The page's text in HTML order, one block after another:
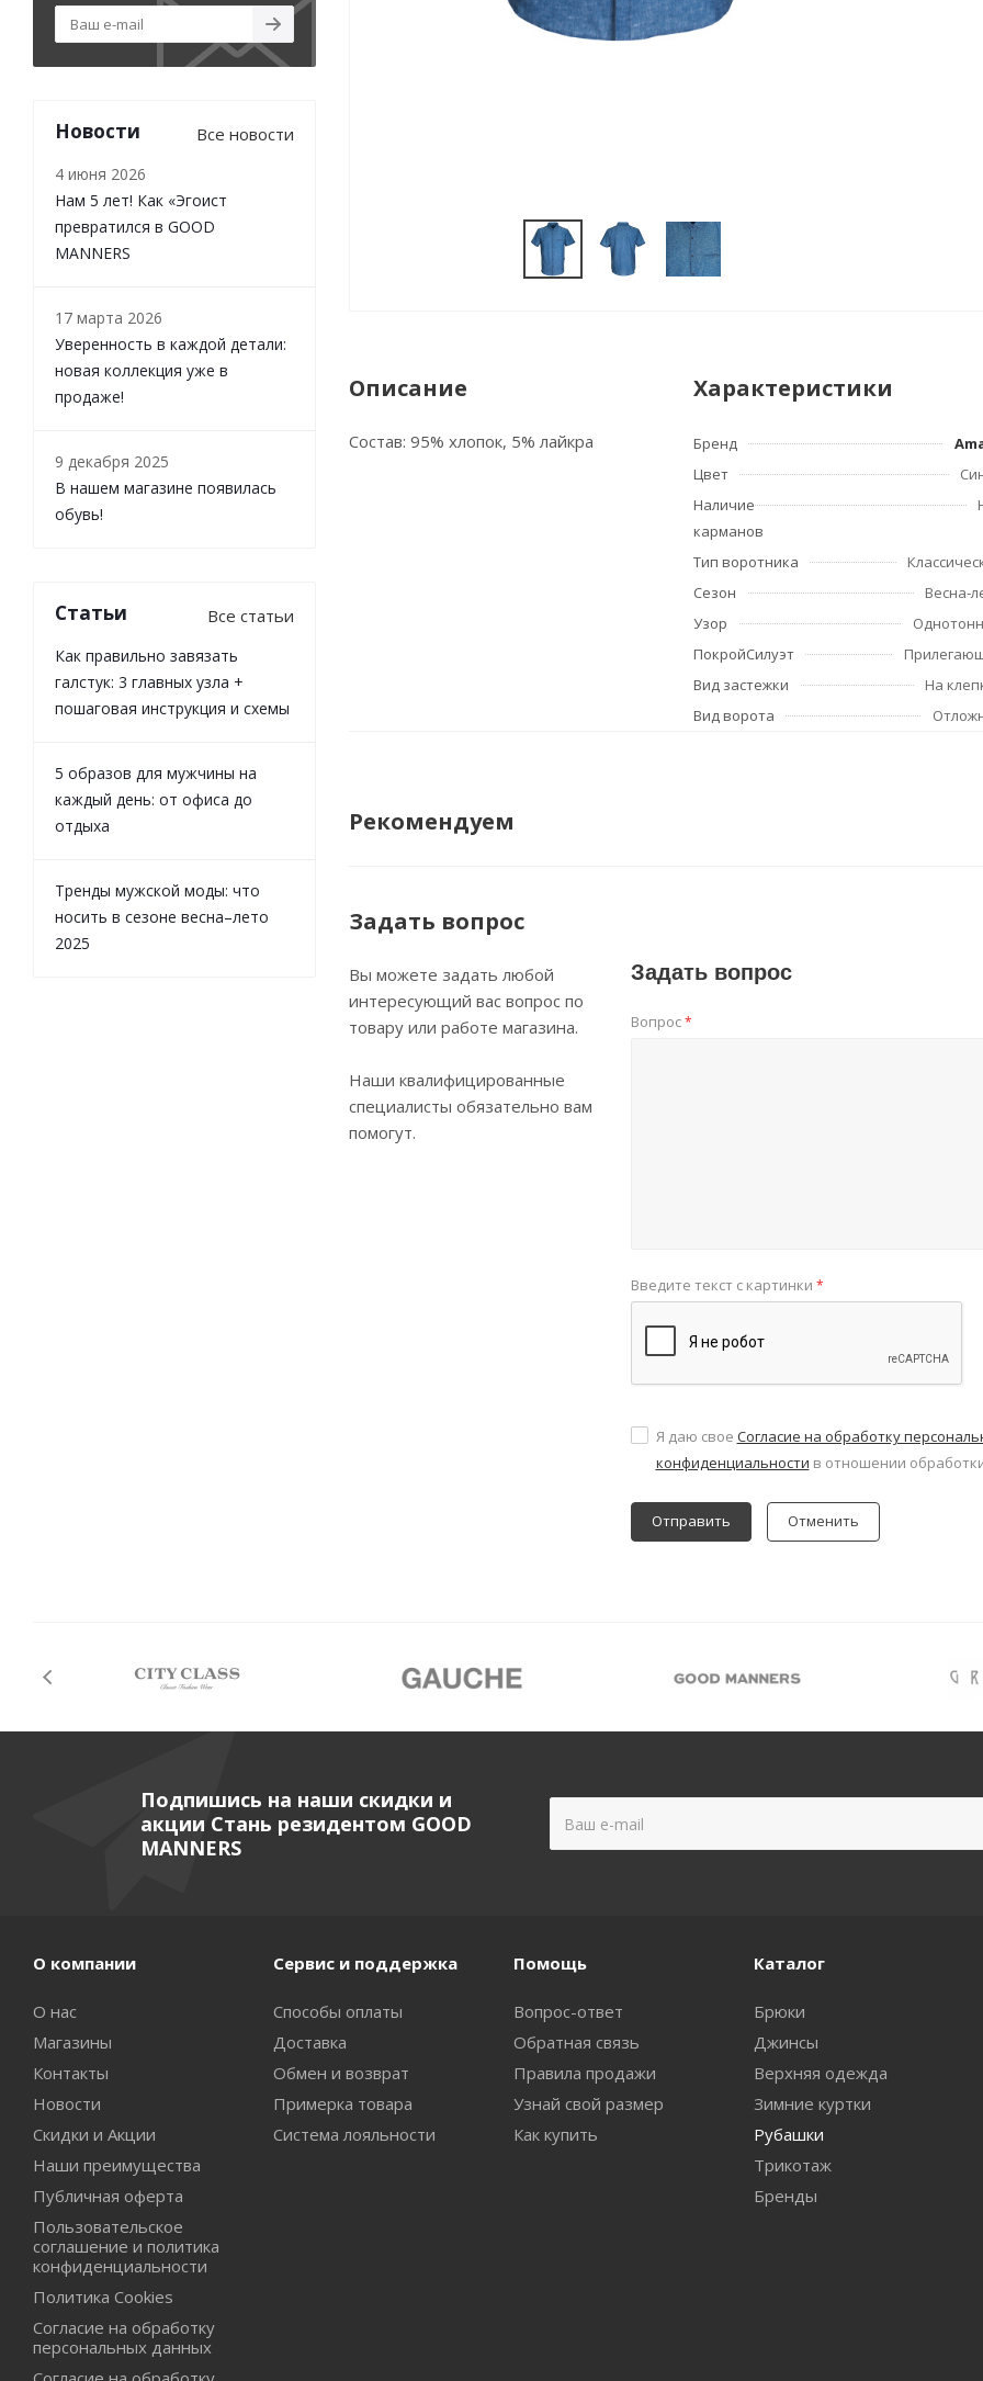
Описание
Состав: 95% хлопок, 5% лайкра
Характеристики
Бренд
Цвет
Наличие
карманов
Тип воротника
Сезон
Весна-
Узор
ПокройСилуэт
Вид застежки
На
Вид ворота
Рекомендуем
Задать вопрос
Вы можете задать любой
интересующий вас вопрос по
товару или работе магазина.
Наши квалифицированные
специалисты обязательно вам
помогут.
Задать вопрос
Вопрос*
Введите текст с картинки *
Я даю свое Согласие на обработку
конфиденциальности в отношении
Отменить
Новости Все новости
4 июня 2026
Нам 5 лет! Как «Эгоист
превратился в GOOD
MANNERS
17 марта 2026
Уверенность в каждой детали:
новая коллекция уже в
продаже!
9 декабря 2025
В нашем магазине появилась
обувь!
Статьи Все статьи
Как правильно завязать
галстук: 3 главных узла +
пошаговая инструкция и схемы
5 образов для мужчины на
каждый день: от офиса до
отдыха
Тренды мужской моды: что
носить в сезоне весна–лето
2025
Подпишись на наши скидки и
акции Стань резидентом GOOD
MANNERS
О компании
О нас
Магазины
Контакты
Новости
Скидки и Акции
Наши преимущества
Публичная оферта
Пользовательское
соглашение и политика
конфиденциальности
Политика Cookies
Согласие на обработку
персональных данных
Сервис и поддержка
Способы оплаты
Доставка
Обмен и возврат
Примерка товара
Система лояльности
Помощь
Вопрос-ответ
Обратная связь
Правила продажи
Узнай свой размер
Как купить
Каталог
Брюки
Джинсы
Верхняя одежда
Зимние куртки
Рубашки
Трикотаж
Бренды